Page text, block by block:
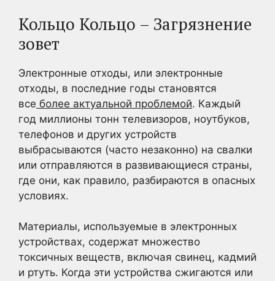
Кольцо Кольцо – Загрязнение
зовет
Электронные отходы, или электронные
отходы, в последние годы становятся
все более актуальной проблемой. Каждый
год миллионы тонн телевизоров, ноутбуков,
телефонов и других устройств
выбрасываются (часто незаконно) на свалки
или отправляются в развивающиеся страны,
где они, как правило, разбираются в опасных
условиях.
Материалы, используемые в электронных
устройствах, содержат множество
токсичных веществ, включая свинец, кадмий
и ртуть. Когда эти устройства сжигаются или